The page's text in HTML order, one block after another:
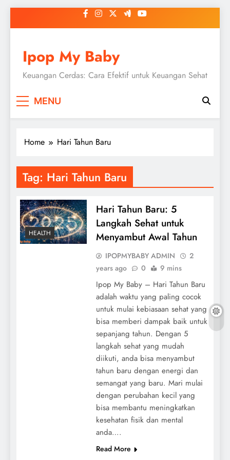
to
Ipop My Baby
Keuangan Cerdas: Cara Efektif untuk Keuangan Sehat
MENU
Home Hari Tahun Baru
Tag: Hari Tahun Baru
HEALTH
Hari Tahun Baru: 5
Langkah Sehat untuk
Menyambut Awal Tahun
IPOPMYBABY ADMIN
2
years ago
0 9 mins
Ipop My Baby – Hari Tahun Baru
adalah waktu yang paling cocok
untuk mulai kebiasaan sehat yang
bisa memberi dampak baik untuk
sepanjang tahun. Dengan 5
langkah sehat yang mudah
diikuti, anda bisa menyambut
tahun baru dengan energi dan
semangat yang baru. Mari mulai
dengan perubahan kecil yang
bisa membantu meningkatkan
kesehatan fisik dan mental
anda….
Read More